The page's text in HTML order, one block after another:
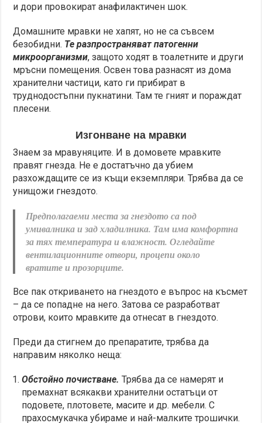
и дори провокират анафилактичен шок.
Домашните мравки не хапят, но не са съвсем
безобидни. Те разпространяват патогенни
микроорганизми, защото ходят в тоалетните и други
мръсни помещения. Освен това разнасят из дома
хранителни частици, като ги прибират в
труднодостъпни пукнатини. Там те гният и пораждат
плесени.
Изгонване на мравки
Знаем за мравуняците. И в домовете мравките
правят гнезда. Не е достатъчно да убием
разхождащите се из къщи екземпляри. Трябва да се
унищожи гнездото.
Предполагаеми места за гнездото са под
умивалника и зад хладилника. Там има комфортна
за тях температура и влажност. Огледайте
вентилационните отвори, процепи около
вратите и прозорците.
Все пак откриването на гнездото е въпрос на късмет
– да се попадне на него. Затова се разработват
отрови, които мравките да отнесат в гнездото.
Преди да стигнем до препаратите, трябва да
направим няколко неща:
Обстойно почистване. Трябва да се намерят и
премахнат всякакви хранителни остатъци от
подовете, плотовете, масите и др. мебели. С
прахосмукачка убираме и най-малките трошички.